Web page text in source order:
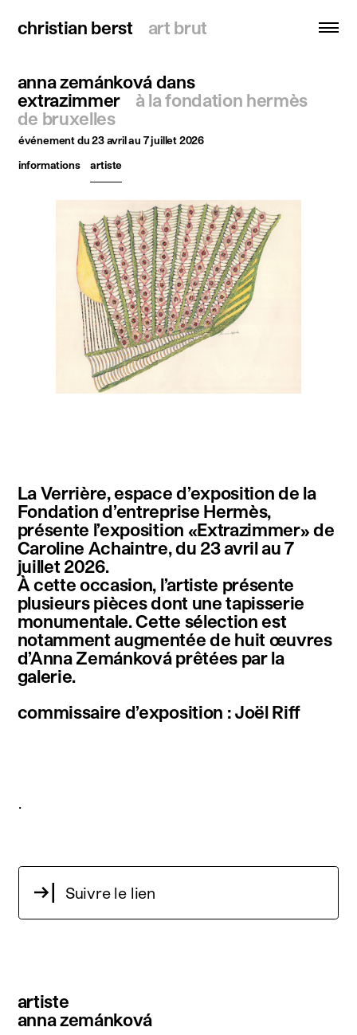
christian berst art brut
christian berst art brut
recherche
accueil
artistes
expositions
actualités
publications
ressources
à propos
contact
facebook
français english
anna zemánková dans
extrazimmer
à la fondation hermès
de bruxelles
événementdu 23 avril au 7 juillet 2026
informations
artiste
La Verrière, espace d’exposition de la
Fondation d’entreprise Hermès,
présente l’exposition «Extrazimmer» de
Caroline Achaintre, du 23 avril au 7
juillet 2026.
À cette occasion, l’artiste présente
plusieurs pièces dont une tapisserie
monumentale. Cette sélection est
notamment augmentée de huit œuvres
d’Anna Zemánková prêtées par la
galerie.
commissaire d’exposition : Joël Riff
.
Suivre le lien
artiste
anna zemánková